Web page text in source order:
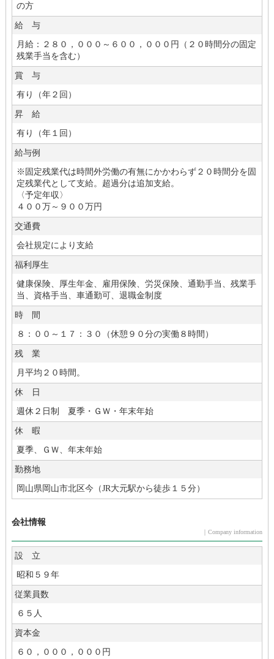
の方
給 与
月給：２８０，０００～６００，０００円（２０時間分の固定
残業手当を含む）
賞 与
有り（年２回）
昇 給
有り（年１回）
給与例
※固定残業代は時間外労働の有無にかかわらず２０時間分を固
定残業代として支給。超過分は追加支給。
〈予定年収〉
４００万～９００万円
交通費
会社規定により支給
福利厚生
健康保険、厚生年金、雇用保険、労災保険、通勤手当、残業手
当、資格手当、車通勤可、退職金制度
時 間
８：００～１７：３０（休憩９０分の実働８時間）
残 業
月平均２０時間。
休 日
週休２日制 夏季・ＧＷ・年末年始
休 暇
夏季、ＧＷ、年末年始
勤務地
岡山県岡山市北区今（JR大元駅から徒歩１５分）
会社情報
｜Company information
設 立
昭和５９年
従業員数
６５人
資本金
６０，０００，０００円